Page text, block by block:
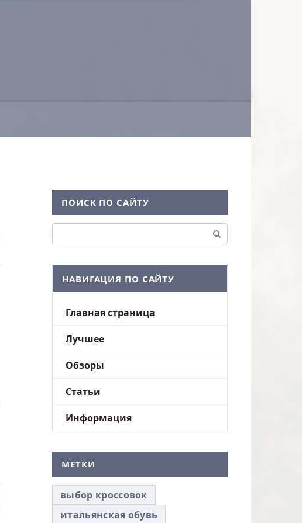
ПОИСК ПО САЙТУ
НАВИГАЦИЯ ПО САЙТУ
Главная страница
Лучшее
Обзоры
Статьи
Информация
МЕТКИ
выбор кроссовок
итальянская обувь